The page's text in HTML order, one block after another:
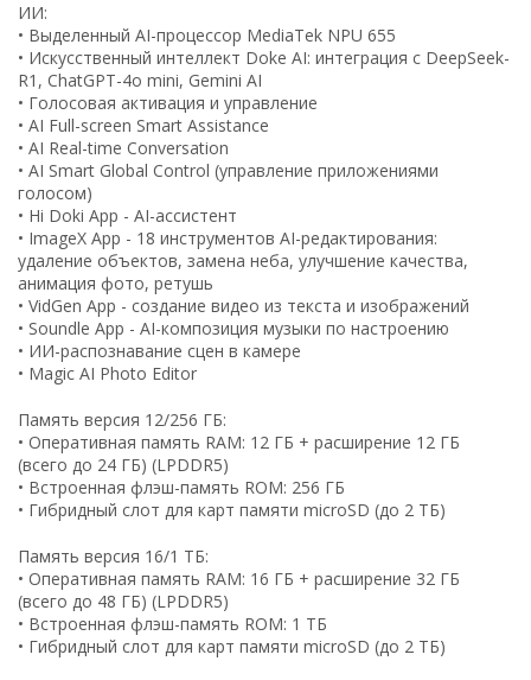
ИИ:
• Выделенный AI-процессор MediaTek NPU 655
• Искусственный интеллект Doke AI: интеграция с DeepSeek-
R1, ChatGPT-4o mini, Gemini AI
• Голосовая активация и управление
• AI Full-screen Smart Assistance
• AI Real-time Conversation
• AI Smart Global Control (управление приложениями
голосом)
• Hi Doki App - AI-ассистент
• ImageX App - 18 инструментов AI-редактирования:
удаление объектов, замена неба, улучшение качества,
анимация фото, ретушь
• VidGen App - создание видео из текста и изображений
• Soundle App - AI-композиция музыки по настроению
• ИИ-распознавание сцен в камере
• Magic AI Photo Editor
Память версия 12/256 ГБ:
• Оперативная память RAM: 12 ГБ + расширение 12 ГБ
(всего до 24 ГБ) (LPDDR5)
• Встроенная флэш-память ROM: 256 ГБ
• Гибридный слот для карт памяти microSD (до 2 ТБ)
Память версия 16/1 ТБ:
• Оперативная память RAM: 16 ГБ + расширение 32 ГБ
(всего до 48 ГБ) (LPDDR5)
• Встроенная флэш-память ROM: 1 ТБ
• Гибридный слот для карт памяти microSD (до 2 ТБ)